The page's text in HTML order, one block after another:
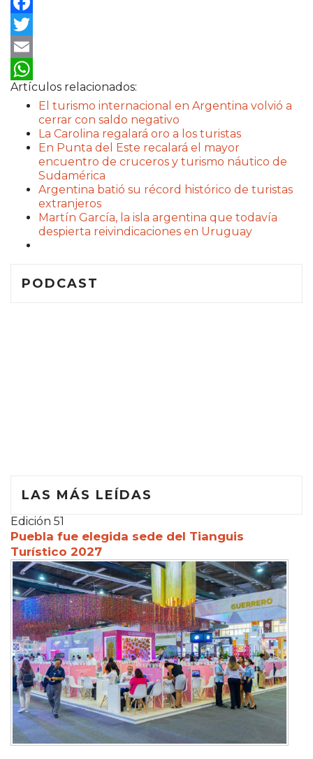
Facebook
Twitter
Email
WhatsApp
Artículos relacionados:
El turismo internacional en Argentina volvió a
cerrar con saldo negativo
La Carolina regalará oro a los turistas
En Punta del Este recalará el mayor
encuentro de cruceros y turismo náutico de
Sudamérica
Argentina batió su récord histórico de turistas
extranjeros
Martín García, la isla argentina que todavía
despierta reivindicaciones en Uruguay
PODCAST
LAS MÁS LEÍDAS
Edición 51
Puebla fue elegida sede del Tianguis
Turístico 2027